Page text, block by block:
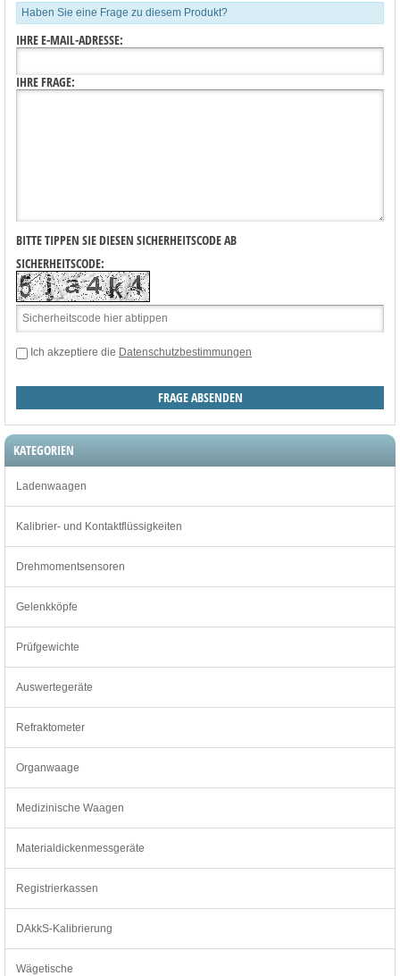
Haben Sie eine Frage zu diesem Produkt?
IHRE E-MAIL-ADRESSE:
IHRE FRAGE:
BITTE TIPPEN SIE DIESEN SICHERHEITSCODE AB
SICHERHEITSCODE:
Ich akzeptiere die Datenschutzbestimmungen
KATEGORIEN
Ladenwaagen
Kalibrier- und Kontaktflüssigkeiten
Drehmomentsensoren
Gelenkköpfe
Prüfgewichte
Auswertegeräte
Refraktometer
Organwaage
Medizinische Waagen
Materialdickenmessgeräte
Registrierkassen
DAkkS-Kalibrierung
Wägetische